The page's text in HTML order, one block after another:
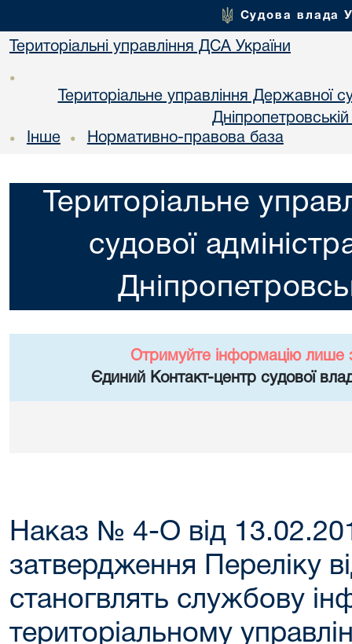
Судова влада
Територіальні управління ДСА України
•
Територіальне управління Державної
• Інше • Нормативно-правова база
Територіальне
судової
Отримуйте інформацію лише
Єдиний Контакт-центр судової
Наказ № 4-О від
затвердження Переліку
станогвлять службову
територіальному